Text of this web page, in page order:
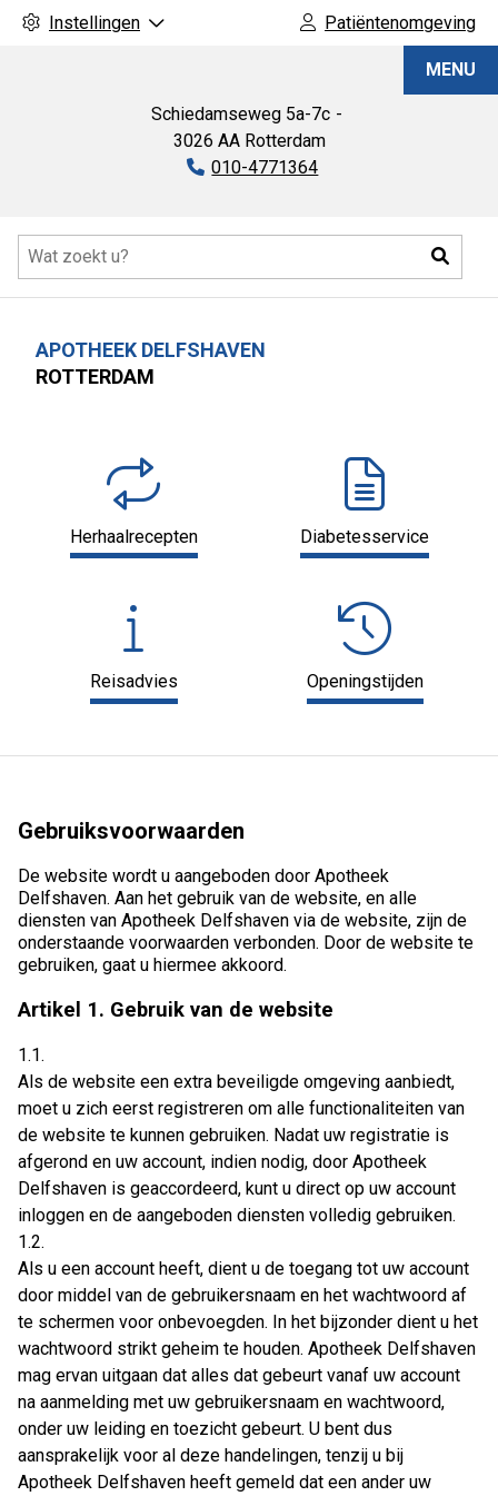
Instellingen Patiëntenomgeving
Schiedamseweg 5a-7c
3026 AA Rotterdam
Tel:
010-4771364
MENU
APOTHEEK DELFSHAVEN
ROTTERDAM
Herhaalrecepten Diabetesservice
Reisadvies Openingstijden
Gebruiksvoorwaarden
De website wordt u aangeboden door Apotheek
Delfshaven. Aan het gebruik van de website, en alle
diensten van Apotheek Delfshaven via de website, zijn de
onderstaande voorwaarden verbonden. Door de website te
gebruiken, gaat u hiermee akkoord.
Artikel 1. Gebruik van de website
1.1.
Als de website een extra beveiligde omgeving aanbiedt,
moet u zich eerst registreren om alle functionaliteiten van
de website te kunnen gebruiken. Nadat uw registratie is
afgerond en uw account, indien nodig, door Apotheek
Delfshaven is geaccordeerd, kunt u direct op uw account
inloggen en de aangeboden diensten volledig gebruiken.
1.2.
Als u een account heeft, dient u de toegang tot uw account
door middel van de gebruikersnaam en het wachtwoord af
te schermen voor onbevoegden. In het bijzonder dient u het
wachtwoord strikt geheim te houden. Apotheek Delfshaven
mag ervan uitgaan dat alles dat gebeurt vanaf uw account
na aanmelding met uw gebruikersnaam en wachtwoord,
onder uw leiding en toezicht gebeurt. U bent dus
aansprakelijk voor al deze handelingen, tenzij u bij
Apotheek Delfshaven heeft gemeld dat een ander uw